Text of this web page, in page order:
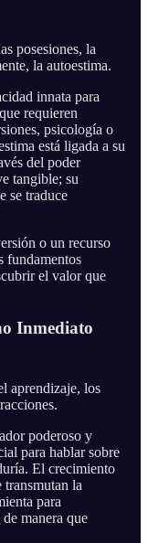
posesiones, la
la autoestima.
innata para
requieren
psicología o
está ligada a su
del poder
tangible; su
se traduce
o un recurso
fundamentos
el valor que
Inmediato
aprendizaje, los
poderoso y
para hablar sobre
El crecimiento
transmutan la
para
manera que